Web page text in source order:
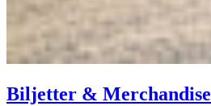
Biljetter & Merchandise